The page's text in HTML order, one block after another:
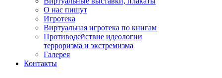
О нас пишут
Игротека
Виртуальная игротека по книгам
Противодействие идеологии
терроризма и экстремизма
Галерея
Контакты